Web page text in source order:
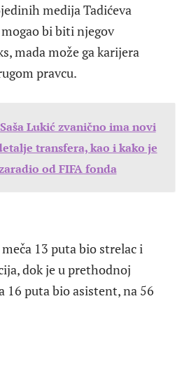
medija Tadićeva
bi biti njegov
mada može ga karijera
pravcu.
Saša Lukić zvanično ima novi
transfera, kao i kako je
od FIFA fonda
13 puta bio strelac i
dok je u prethodnoj
16 puta bio asistent, na 56